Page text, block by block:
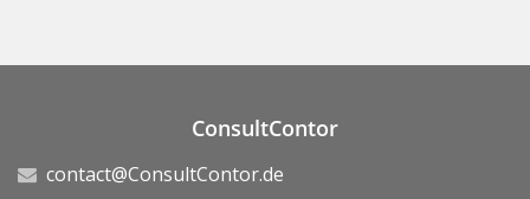
ConsultContor
contact@ConsultContor.de